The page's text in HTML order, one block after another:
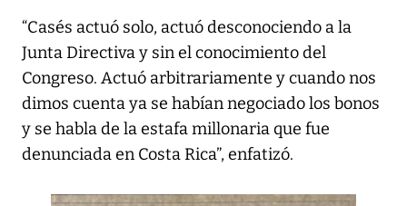
“Casés actuó solo, actuó desconociendo a la
Junta Directiva y sin el conocimiento del
Congreso. Actuó arbitrariamente y cuando nos
dimos cuenta ya se habían negociado los bonos
y se habla de la estafa millonaria que fue
denunciada en Costa Rica”, enfatizó.